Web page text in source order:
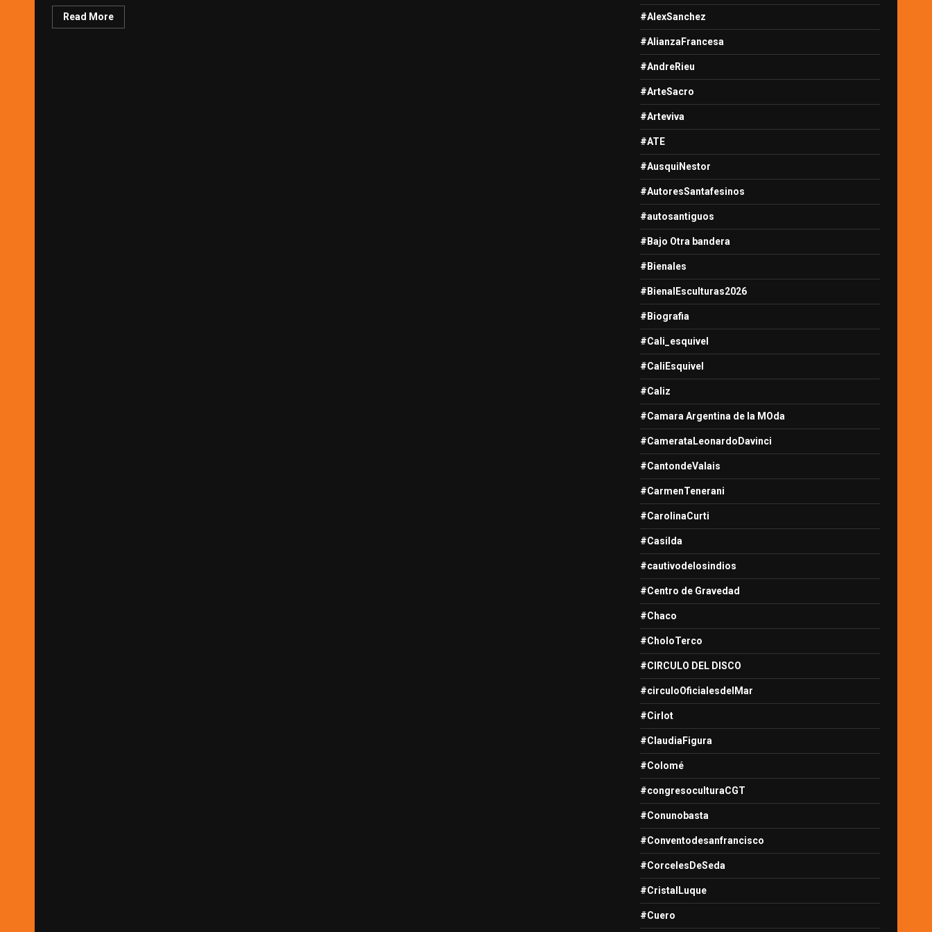
Read More #AlexSanchez
#AlianzaFrancesa
#AndreRieu
#ArteSacro
#Arteviva
#ATE
#AusquiNestor
#AutoresSantafesinos
#autosantiguos
#Bajo Otra bandera
#Bienales
#BienalEsculturas2026
#Biografia
#Cali_esquivel
#CaliEsquivel
#Caliz
#Camara Argentina de la MOda
#CamerataLeonardoDavinci
#CantondeValais
#CarmenTenerani
#CarolinaCurti
#Casilda
#cautivodelosindios
#Centro de Gravedad
#Chaco
#CholoTerco
#CIRCULO DEL DISCO
#circuloOficialesdelMar
#Cirlot
#ClaudiaFigura
#Colomé
#congresoculturaCGT
#Conunobasta
#Conventodesanfrancisco
#CorcelesDeSeda
#CristalLuque
#Cuero